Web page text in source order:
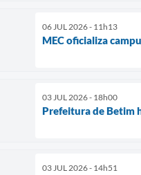
06 JUL 2026 - 11h13
MEC oficializa
03 JUL 2026 - 18h00
Prefeitura de Betim
03 JUL 2026 - 14h51